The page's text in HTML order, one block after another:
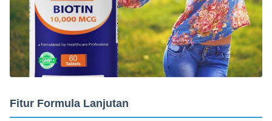
Fitur Formula Lanjutan